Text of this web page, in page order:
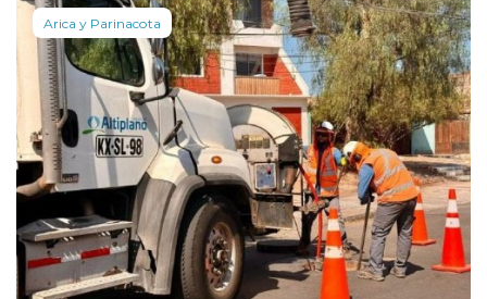
Arica y Parinacota